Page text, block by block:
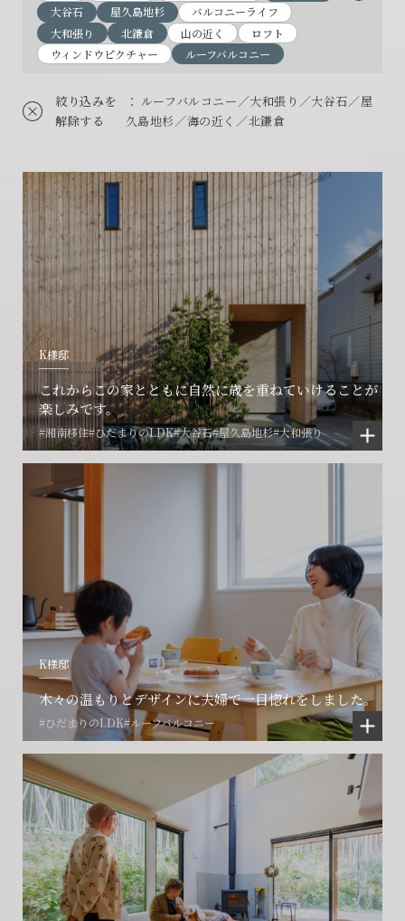
大谷石
屋久島地杉
バルコニーライフ
大和張り
北鎌倉 山の近く
ロフト
ウィンドウピクチャー
ルーフバルコニー
絞り込みを
解除する
： ルーフバルコニー／大和張り／大谷石／屋
久島地杉／海の近く／北鎌倉
K様邸
これからこの家とともに自然に歳を重ねていけることが
楽しみです。
#湘南移住#ひだまりのLDK#大谷石#屋久島地杉#大和張り
K様邸
木々の温もりとデザインに夫婦で一目惚れをしました。
#ひだまりのLDK#ルーフバルコニー